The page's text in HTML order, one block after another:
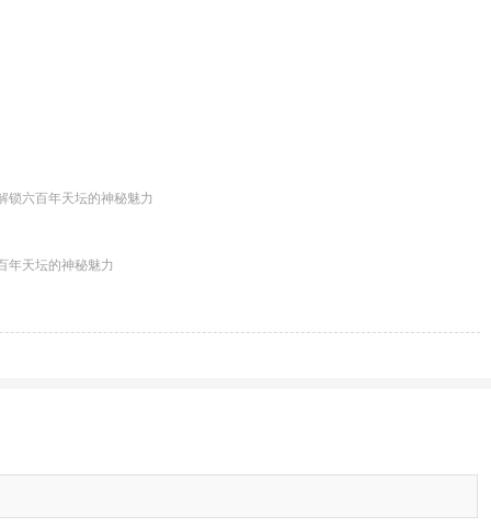
锁六百年天坛的神秘魅力
年天坛的神秘魅力